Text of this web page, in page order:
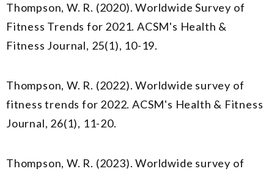
Thompson, W. R. (2020). Worldwide Survey of
Fitness Trends for 2021.ACSM's Health &
Fitness Journal, 25(1), 10-19.
Thompson, W. R. (2022). Worldwide survey of
fitness trends for 2022.ACSM's Health & Fitness
Journal, 26(1), 11-20.
Thompson, W. R. (2023). Worldwide survey of